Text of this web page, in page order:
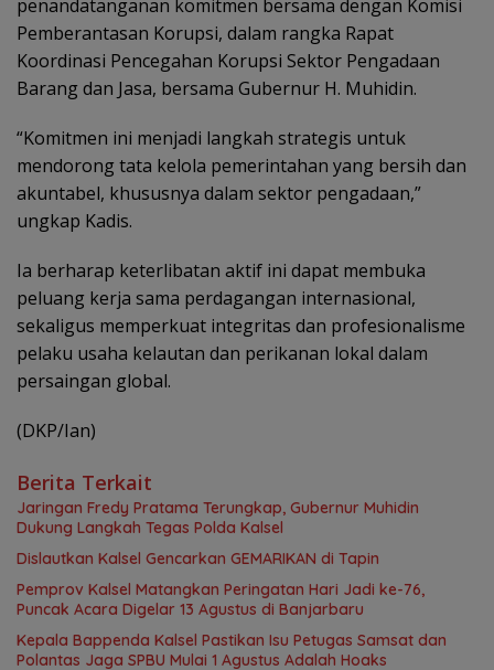
penandatanganan komitmen bersama dengan Komisi
Pemberantasan Korupsi, dalam rangka Rapat
Koordinasi Pencegahan Korupsi Sektor Pengadaan
Barang dan Jasa, bersama Gubernur H. Muhidin.
“Komitmen ini menjadi langkah strategis untuk
mendorong tata kelola pemerintahan yang bersih dan
akuntabel, khususnya dalam sektor pengadaan,”
ungkap Kadis.
Ia berharap keterlibatan aktif ini dapat membuka
peluang kerja sama perdagangan internasional,
sekaligus memperkuat integritas dan profesionalisme
pelaku usaha kelautan dan perikanan lokal dalam
persaingan global.
(DKP/Ian)
Berita Terkait
Jaringan Fredy Pratama Terungkap, Gubernur Muhidin
Dukung Langkah Tegas Polda Kalsel
Dislautkan Kalsel Gencarkan GEMARIKAN di Tapin
Pemprov Kalsel Matangkan Peringatan Hari Jadi ke-76,
Puncak Acara Digelar 13 Agustus di Banjarbaru
Kepala Bappenda Kalsel Pastikan Isu Petugas Samsat dan
Polantas Jaga SPBU Mulai 1 Agustus Adalah Hoaks